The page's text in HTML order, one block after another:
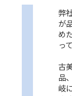
弊
が
め
っ
古
品
岐